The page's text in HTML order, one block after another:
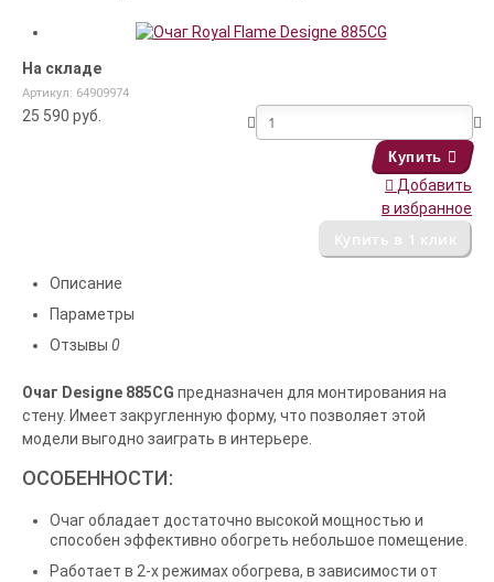
На складе
Артикул: 64909974
25 590 руб.
Купить
Добавить
в избранное
Описание
Параметры
Отзывы 0
Очаг Designe 885СG предназначен для монтирования на
стену. Имеет закругленную форму, что позволяет этой
модели выгодно заиграть в интерьере.
ОСОБЕННОСТИ:
Очаг обладает достаточно высокой мощностью и
способен эффективно обогреть небольшое помещение.
Работает в 2-х режимах обогрева, в зависимости от